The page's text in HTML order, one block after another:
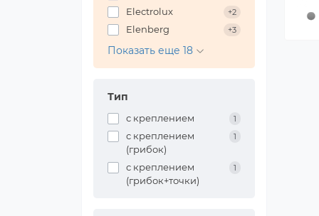
Electrolux
+2
Elenberg +3
Показать еще 18
Тип
с креплением 1
с креплением
(грибок)
1
с креплением
(грибок+точки)
1